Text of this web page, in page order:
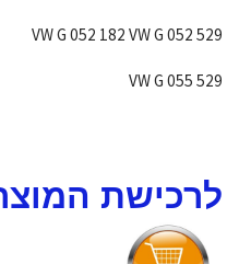
VW G 052 182 VW G 052 529
VW G 055 529
לרכישת